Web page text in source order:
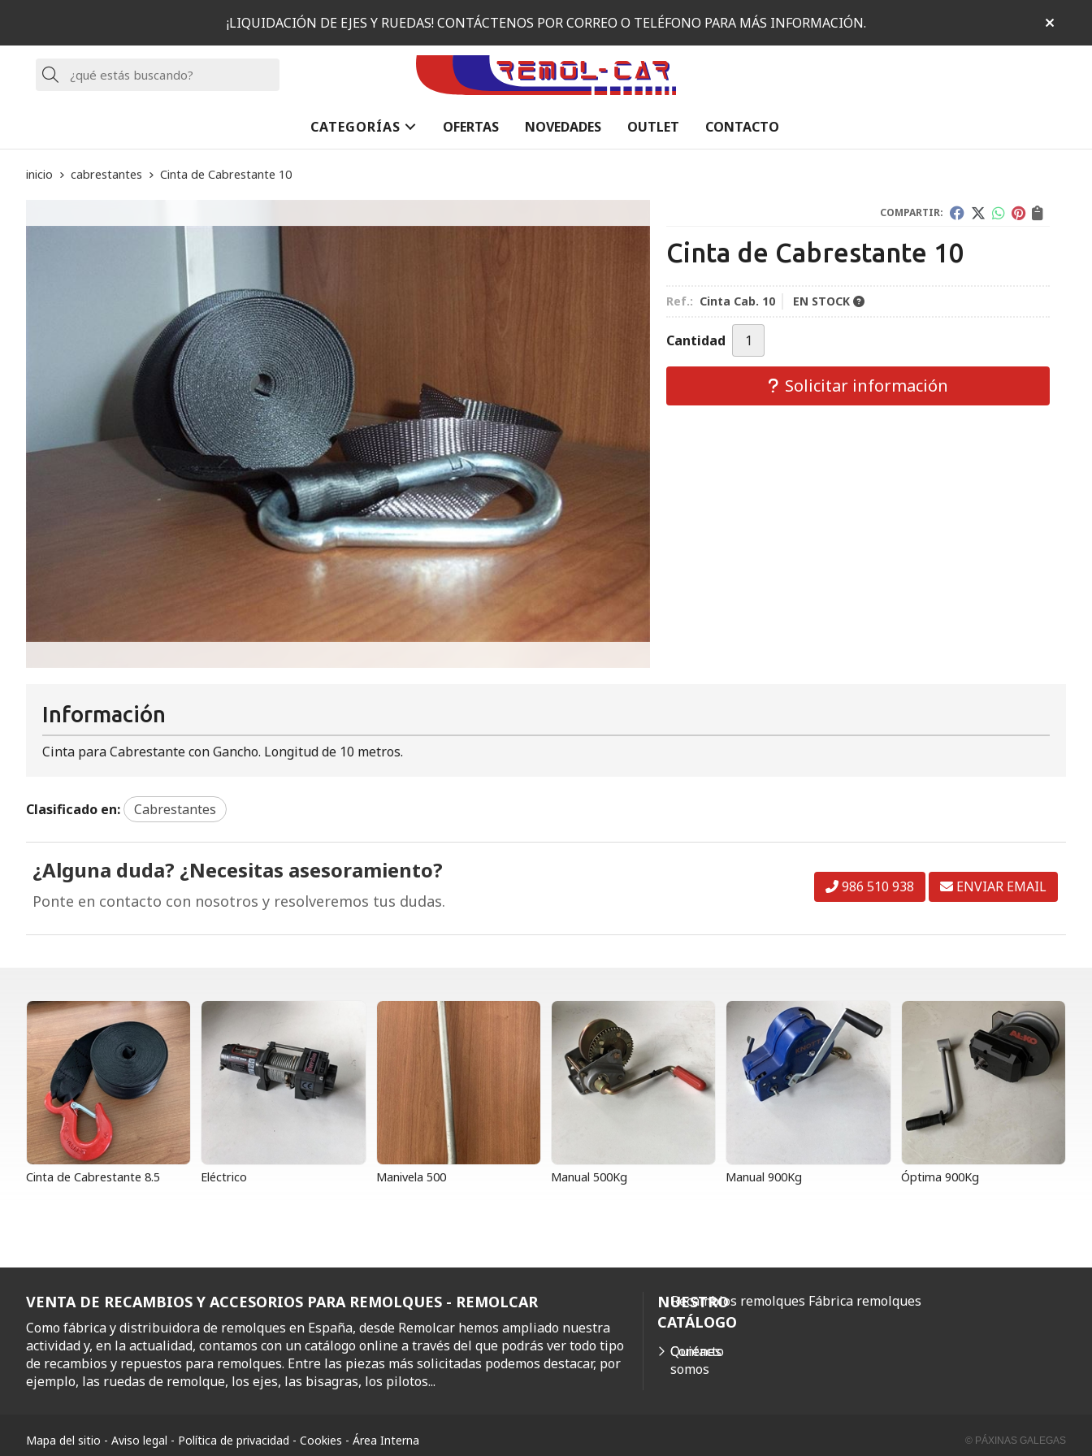
¡LIQUIDACIÓN DE EJES Y RUEDAS! CONTÁCTENOS POR CORREO O TELÉFONO PARA MÁS INFORMACIÓN.
Buscar
CATEGORÍAS OFERTAS NOVEDADES OUTLET CONTACTO
inicio cabrestantes Cinta de Cabrestante 10
COMPARTIR:
Cinta de Cabrestante 10
Ref.: Cinta Cab. 10 EN STOCK
Cantidad
Solicitar información
Información
Cinta para Cabrestante con Gancho. Longitud de 10 metros.
Clasificado en: Cabrestantes
¿Alguna duda? ¿Necesitas asesoramiento?
Ponte en contacto con nosotros y resolveremos tus dudas.
986 510 938 ENVIAR EMAIL
Cinta de Cabrestante 8.5 Eléctrico Manivela 500 Manual 500Kg Manual 900Kg Óptima 900Kg
VENTA DE RECAMBIOS Y ACCESORIOS PARA REMOLQUES - REMOLCAR
Como fábrica y distribuidora de remolques en España, desde Remolcar hemos ampliado nuestra
actividad y, en la actualidad, contamos con un catálogo online a través del que podrás ver todo tipo
de recambios y repuestos para remolques. Entre las piezas más solicitadas podemos destacar, por
ejemplo, las ruedas de remolque, los ejes, las bisagras, los pilotos...
NUESTRO
CATÁLOGO
Quiénes
somos
Contacto
Recambios remolques Fábrica remolques
Mapa del sitio - Aviso legal - Política de privacidad - Cookies - Área Interna © PÁXINAS GALEGAS